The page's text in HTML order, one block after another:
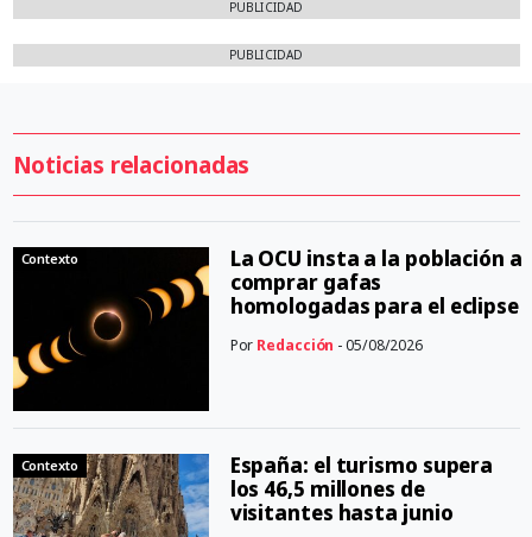
PUBLICIDAD
PUBLICIDAD
Noticias relacionadas
Contexto
La OCU insta a la población a
comprar gafas
homologadas para el eclipse
Por Redacción - 05/08/2026
Contexto
España: el turismo supera
los 46,5 millones de
visitantes hasta junio